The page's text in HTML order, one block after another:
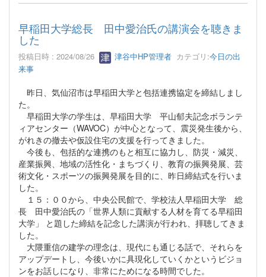
早稲田大学総長 田中愛治氏の講演会を聴きま
した
投稿日時 : 2024/08/26 津谷中HP管理者 カテゴリ:今日の出
来事
昨日、気仙沼市は早稲田大学と包括連携協定を締結しまし
た。
早稲田大学の学生は、早稲田大学 平山郁夫記念ボランテ
ィアセンター（WAVOC）が中心となって、震災発生後から、
がれきの撤去や仮設住宅の支援を行ってきました。
今後も、包括的な連携のもと相互に協力し、防災・減災、
産業振興、地域の活性化・まちづくり、教育の振興発展、芸
術文化・スポーツの振興発展を目的に、昨日締結式を行いま
した。
１５：００から、中央公民館で、学校法人早稲田大学 総
長 田中愛治氏の「世界人類に貢献する人材を育てる早稲田
大学」 と題した締結を記念した講演が行われ、拝聴してきま
した。
大隈重信の建学の理念は、現代にも通じる話で、それらを
アップデートし、今後いかに具現化していくかというビジョ
ンをお話しになり、非常にためになる時間でした。